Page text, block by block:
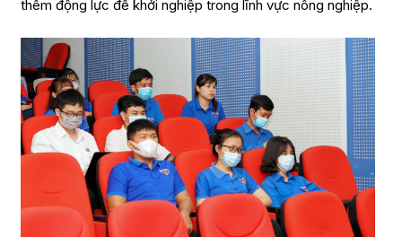
thêm động lực để khởi nghiệp trong lĩnh vực nông nghiệp.